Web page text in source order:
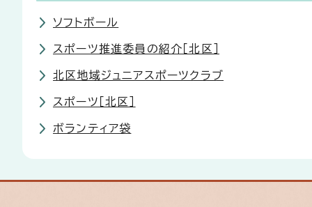
ソフトボール
スポーツ推進委員の紹介［北区］
北区地域ジュニアスポーツクラブ
スポーツ［北区］
ボランティア袋